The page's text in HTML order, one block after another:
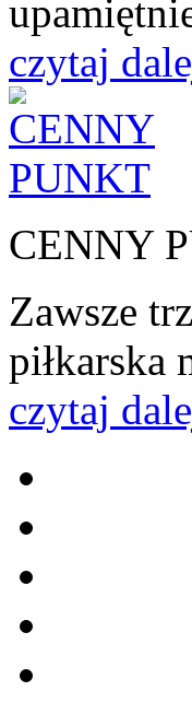
czytaj
CENNY
Zawsze
piłkarska
czytaj